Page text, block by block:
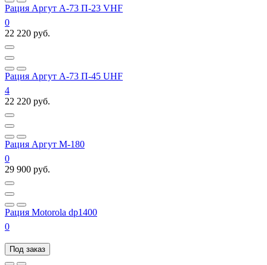
Рация Аргут А-73 П-23 VHF
0
22 220 руб.
Рация Аргут А-73 П-45 UHF
4
22 220 руб.
Рация Аргут M-180
0
29 900 руб.
Рация Motorola dp1400
0
Под заказ